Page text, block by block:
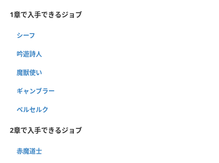
1章で入手できるジョブ
シーフ
吟遊詩人
魔獣使い
ギャンブラー
ベルセルク
2章で入手できるジョブ
赤魔道士